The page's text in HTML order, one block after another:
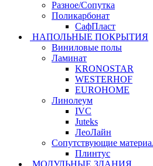
Разное/Сопутка
Поликарбонат
СафПласт
НАПОЛЬНЫЕ ПОКРЫТИЯ
Виниловые полы
Ламинат
KRONOSTAR
WESTERHOF
EUROHOME
Линолеум
IVC
Juteks
ЛеоЛайн
Сопутствующие
Плинтус
МОДУЛЬНЫЕ ЗДАНИЯ